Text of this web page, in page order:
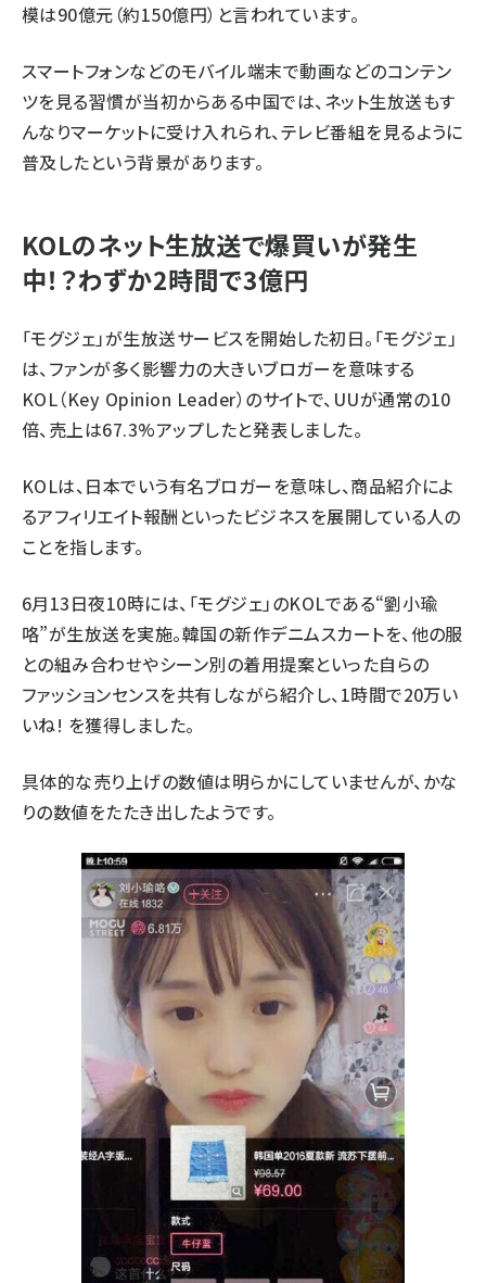
模は90億元（約150億円）と言われています。
スマートフォンなどのモバイル端末で動画などのコンテン
ツを見る習慣が当初からある中国では、ネット生放送もす
んなりマーケットに受け入れられ、テレビ番組を見るように
普及したという背景があります。
KOLのネット生放送で爆買いが発生
中！？わずか2時間で3億円
「モグジェ」が生放送サービスを開始した初日。「モグジェ」
は、ファンが多く影響力の大きいブロガーを意味する
KOL（Key Opinion Leader）のサイトで、UUが通常の10
倍、売上は67.3%アップしたと発表しました。
KOLは、日本でいう有名ブロガーを意味し、商品紹介によ
るアフィリエイト報酬といったビジネスを展開している人の
ことを指します。
6月13日夜10時には、「モグジェ」のKOLである“劉小瑜
咯”が生放送を実施。韓国の新作デニムスカートを、他の服
との組み合わせやシーン別の着用提案といった自らの
ファッションセンスを共有しながら紹介し、1時間で20万い
いね! を獲得しました。
具体的な売り上げの数値は明らかにしていませんが、かな
りの数値をたたき出したようです。